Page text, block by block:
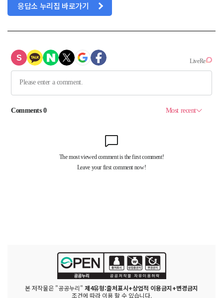
응답소 누리집 바로가기
본 저작물은 "공공누리" 제4유형:출처표시+상업적 이용금지+변경금지
조건에 따라 이용 할 수 있습니다.